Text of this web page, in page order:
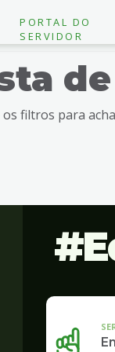
PORTAL DO
SERVIDOR
os filtros para